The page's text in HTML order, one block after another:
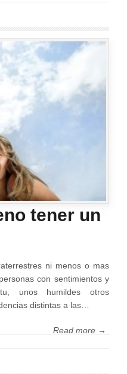
tener un
ni menos o mas
con sentimientos y
unos humildes otros
distintas a las…
Read more →